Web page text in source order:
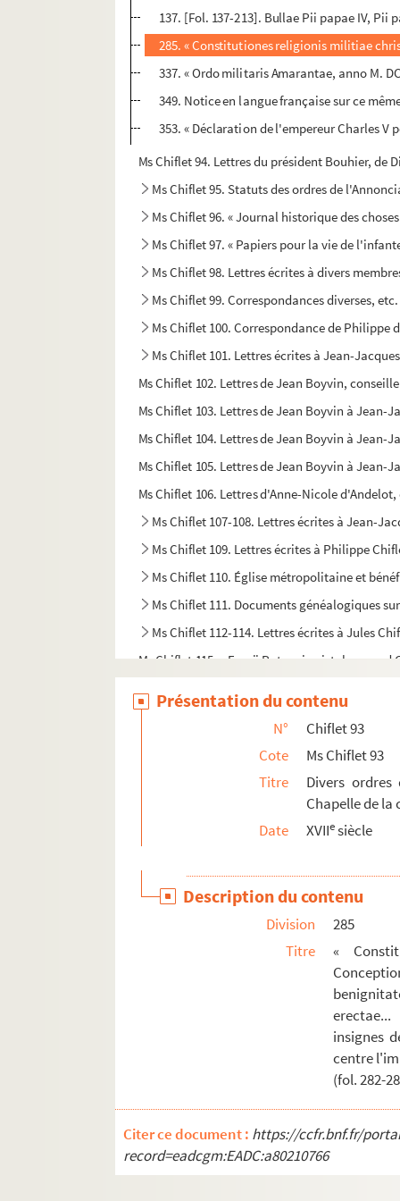
137. [Fol. 137-213]. Bullae Pii papae IV, Pii
285. « Constitutiones religionis militiae
337. « Ordo militaris Amarantae, anno M.
349. Notice en langue française sur ce
353. « Déclaration de l'empereur Charles
Ms Chiflet 94. Lettres du président Bouhier,
Ms Chiflet 95. Statuts des ordres de
Ms Chiflet 96. « Journal historique des
Ms Chiflet 97. « Papiers pour la vie de
Ms Chiflet 98. Lettres écrites à divers
Ms Chiflet 99. Correspondances diverses, etc.
Ms Chiflet 100. Correspondance de
Ms Chiflet 101. Lettres écrites à Jean-
Ms Chiflet 102. Lettres de Jean Boyvin,
Ms Chiflet 103. Lettres de Jean Boyvin à Jean-
Ms Chiflet 104. Lettres de Jean Boyvin à Jean-
Ms Chiflet 105. Lettres de Jean Boyvin à
Ms Chiflet 106. Lettres d'Anne-Nicole
Ms Chiflet 107-108. Lettres écrites à Jean-
Ms Chiflet 109. Lettres écrites à Philippe
Ms Chiflet 110. Église métropolitaine et
Ms Chiflet 111. Documents généalogiques
Ms Chiflet 112-114. Lettres écrites à Jules
Ms Chiflet 115. « Erycii Puteanie pistolarum ad
Ms Chiflet 120. « Erycii Puteani epistolarum
Ms Chiflet 121. « Erycii Puteani epistolarum
Ms Chiflet 123. Pièces historiques diverses
Ms Chiflet 124. Pièces diverses relatives au
Ms Chiflet 126. « Recueil de minutes de
Ms Chiflet 127. « Recueil de lettres originales
Ms Chiflet 128. Pièces historiques diverses
Ms Chiflet 129. Pièces diverses concernant
Ms Chiflet 130. [Titre absent ou non
Ms Chiflet 132. « Recueil manuscrit de
Ms Chiflet 133. « Jugement historique des
Présentation du contenu
N°
Chiflet 93
Cote
Ms Chiflet 93
Titre
Divers
Chapelle de la
Date
XVIIesiècle
Description du contenu
Division
285
Titre
«
insignes
centre
(fol. 282-
Citer ce document : https://ccfr.bnf.fr/
record=eadcgm:EADC:a80210766